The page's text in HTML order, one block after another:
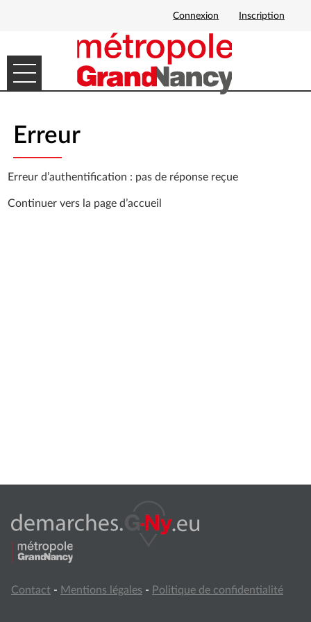
Connexion Inscription
Ouvrir le menu
MES DEMANDES
Erreur
Erreur d’authentification : pas de réponse reçue
Continuer vers la page d’accueil
Contact - Mentions légales - Politique de confidentialité